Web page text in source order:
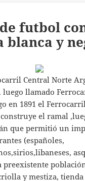
futbol
blanca y
Central Norte
luego llamado
en 1891 el
el ramal
que permitió un
(españoles,
preexistente
y mestiza,tienda